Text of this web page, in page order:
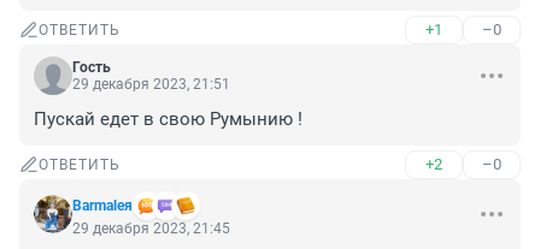
ОТВЕТИТЬ +1 –0
Гость
29 декабря 2023, 21:51
Пускай едет в свою Румынию !
ОТВЕТИТЬ +2 –0
Barmaleя
29 декабря 2023, 21:45